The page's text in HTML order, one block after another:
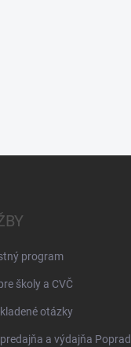
program
školy a CVČ
otázky
a výdajňa Poprad